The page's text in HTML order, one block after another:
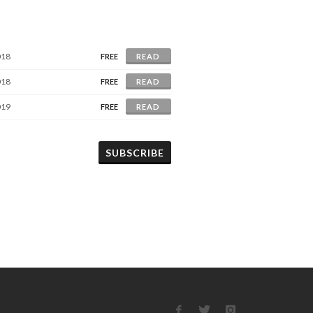
FREE READ
FREE READ
FREE READ
SUBSCRIBE